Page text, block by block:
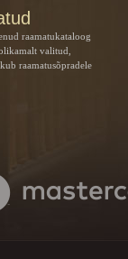
raamatukataloog
valitud,
raamatusõpradele